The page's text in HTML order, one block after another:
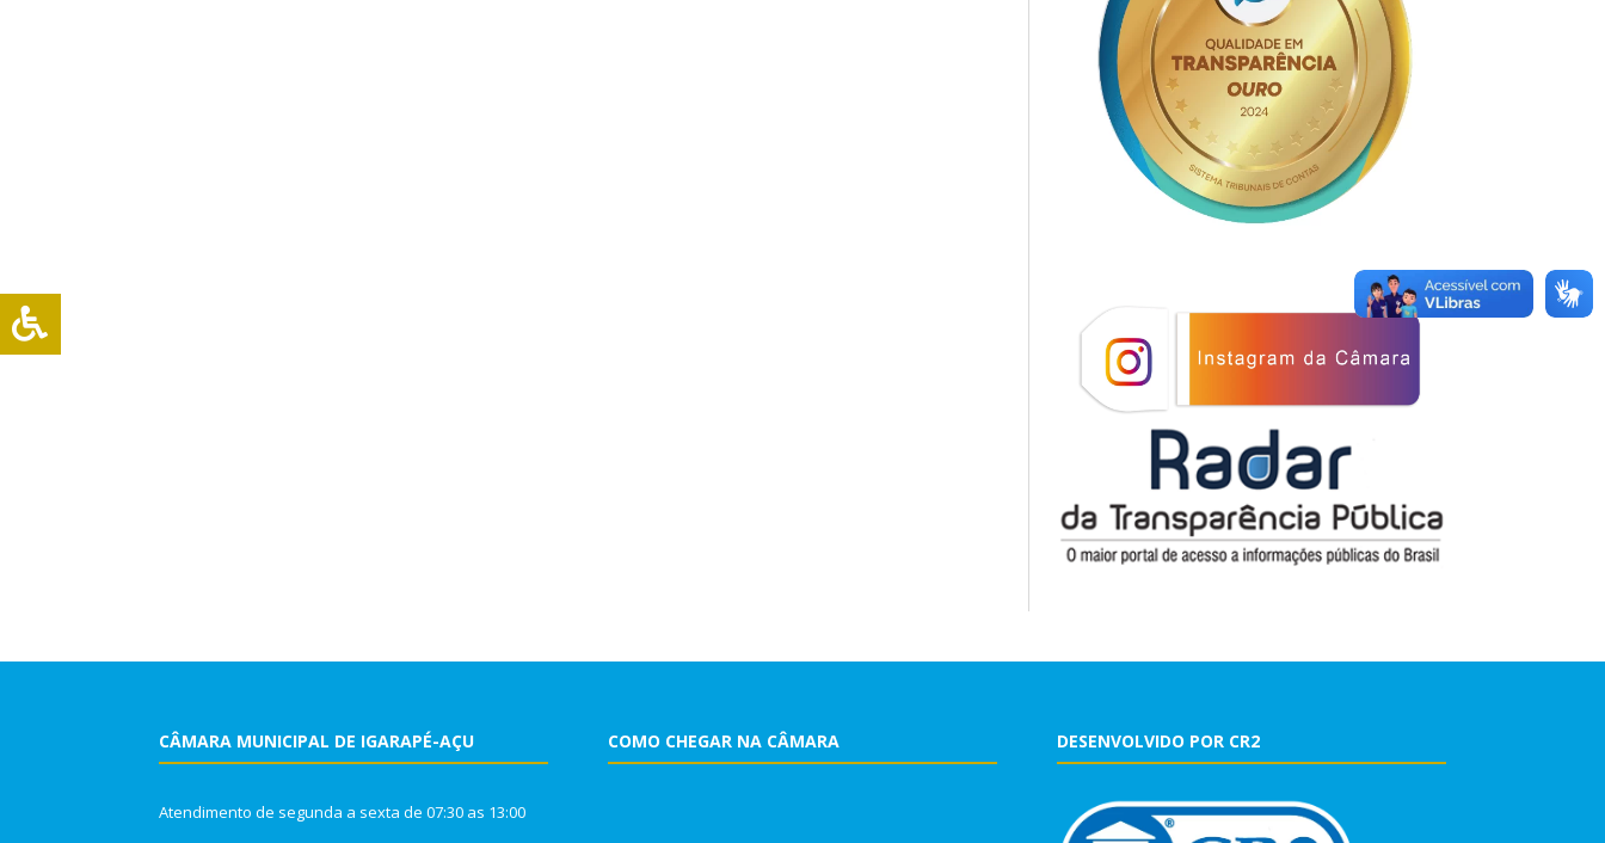
CÂMARA MUNICIPAL DE IGARAPÉ-AÇU
Atendimento de segunda a sexta de 07:30 as 13:00
COMO CHEGAR NA CÂMARA DESENVOLVIDO POR CR2